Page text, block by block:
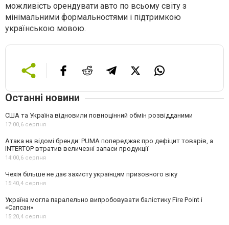
можливість орендувати авто по всьому світу з
мінімальними формальностями і підтримкою
українською мовою.
Останні новини
США та Україна відновили повноцінний обмін розвідданими
17:00,6 серпня
Атака на відомі бренди: PUMA попереджає про дефіцит товарів, а
INTERTOP втратив величезні запаси продукції
14:00,6 серпня
Чехія більше не дає захисту українцям призовного віку
15:40,4 серпня
Україна могла паралельно випробовувати балістику Fire Point і
«Сапсан»
15:20,4 серпня